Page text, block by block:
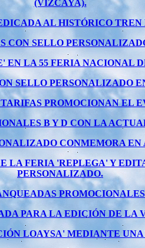
(VIZCAYA).
AL HISTÓRICO
CON SELLO
EN LA 55 FERIA NACIONAL
SELLO PERSONALIZADO
PROMOCIONAN EL
B Y D CON LA
CONMEMORA
LA FERIA 'REPLEGA' Y
PERSONALIZADO.
PARA LA EDICIÓN DE LA
LOAYSA' MEDIANTE